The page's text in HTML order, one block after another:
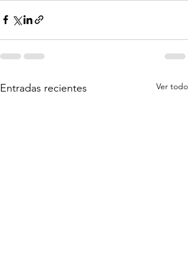
Entradas recientes Ver todo